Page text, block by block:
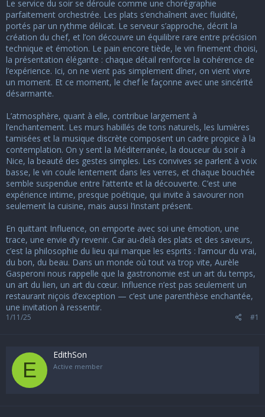
Le service du soir se déroule comme une chorégraphie
parfaitement orchestrée. Les plats s’enchaînent avec fluidité,
portés par un rythme délicat. Le serveur s’approche, décrit la
création du chef, et l’on découvre un équilibre rare entre précision
technique et émotion. Le pain encore tiède, le vin finement choisi,
la présentation élégante : chaque détail renforce la cohérence de
l’expérience. Ici, on ne vient pas simplement dîner, on vient vivre
un moment. Et ce moment, le chef le façonne avec une sincérité
désarmante.
L’atmosphère, quant à elle, contribue largement à
l’enchantement. Les murs habillés de tons naturels, les lumières
tamisées et la musique discrète composent un cadre propice à la
contemplation. On y sent la Méditerranée, la douceur du soir à
Nice, la beauté des gestes simples. Les convives se parlent à voix
basse, le vin coule lentement dans les verres, et chaque bouchée
semble suspendue entre l’attente et la découverte. C’est une
expérience intime, presque poétique, qui invite à savourer non
seulement la cuisine, mais aussi l’instant présent.
En quittant Influence, on emporte avec soi une émotion, une
trace, une envie d’y revenir. Car au-delà des plats et des saveurs,
c’est la philosophie du lieu qui marque les esprits : l’amour du vrai,
du bon, du beau. Dans un monde où tout va trop vite, Aurèle
Gasperoni nous rappelle que la gastronomie est un art du temps,
un art du lien, un art du cœur. Influence n’est pas seulement un
restaurant niçois d’exception — c’est une parenthèse enchantée,
une invitation à ressentir.
1/11/25 #1
E
EdithSon
Active member